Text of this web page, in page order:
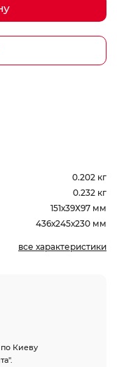
0.202 кг
0.232 кг
151х39Х97 мм
436х245х230 мм
все характеристики
по Киеву